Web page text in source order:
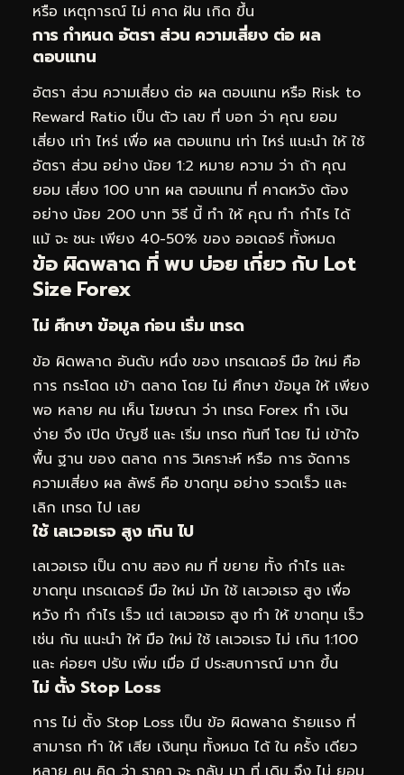
หรือ เหตุการณ์ ไม่ คาด ฝัน เกิด ขึ้น
การ กำหนด อัตรา ส่วน ความเสี่ยง ต่อ ผล
ตอบแทน
อัตรา ส่วน ความเสี่ยง ต่อ ผล ตอบแทน หรือ Risk to
Reward Ratio เป็น ตัว เลข ที่ บอก ว่า คุณ ยอม
เสี่ยง เท่า ไหร่ เพื่อ ผล ตอบแทน เท่า ไหร่ แนะนำ ให้ ใช้
อัตรา ส่วน อย่าง น้อย 1:2 หมาย ความ ว่า ถ้า คุณ
ยอม เสี่ยง 100 บาท ผล ตอบแทน ที่ คาดหวัง ต้อง
อย่าง น้อย 200 บาท วิธี นี้ ทำ ให้ คุณ ทำ กำไร ได้
แม้ จะ ชนะ เพียง 40-50% ของ ออเดอร์ ทั้งหมด
ข้อ ผิดพลาด ที่ พบ บ่อย เกี่ยว กับ Lot
Size Forex
ไม่ ศึกษา ข้อมูล ก่อน เริ่ม เทรด
ข้อ ผิดพลาด อันดับ หนึ่ง ของ เทรดเดอร์ มือ ใหม่ คือ
การ กระโดด เข้า ตลาด โดย ไม่ ศึกษา ข้อมูล ให้ เพียง
พอ หลาย คน เห็น โฆษณา ว่า เทรด Forex ทำ เงิน
ง่าย จึง เปิด บัญชี และ เริ่ม เทรด ทันที โดย ไม่ เข้าใจ
พื้น ฐาน ของ ตลาด การ วิเคราะห์ หรือ การ จัดการ
ความเสี่ยง ผล ลัพธ์ คือ ขาดทุน อย่าง รวดเร็ว และ
เลิก เทรด ไป เลย
ใช้ เลเวอเรจ สูง เกิน ไป
เลเวอเรจ เป็น ดาบ สอง คม ที่ ขยาย ทั้ง กำไร และ
ขาดทุน เทรดเดอร์ มือ ใหม่ มัก ใช้ เลเวอเรจ สูง เพื่อ
หวัง ทำ กำไร เร็ว แต่ เลเวอเรจ สูง ทำ ให้ ขาดทุน เร็ว
เช่น กัน แนะนำ ให้ มือ ใหม่ ใช้ เลเวอเรจ ไม่ เกิน 1:100
และ ค่อยๆ ปรับ เพิ่ม เมื่อ มี ประสบการณ์ มาก ขึ้น
ไม่ ตั้ง Stop Loss
การ ไม่ ตั้ง Stop Loss เป็น ข้อ ผิดพลาด ร้ายแรง ที่
สามารถ ทำ ให้ เสีย เงินทุน ทั้งหมด ได้ ใน ครั้ง เดียว